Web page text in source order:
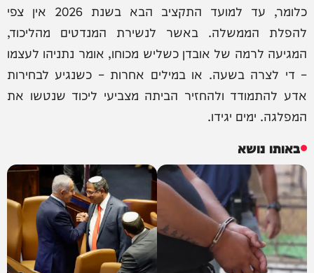
כלומר, עד למועד התקציב הבא בשנת 2026 אין צפי
להפלת הממשלה. באשר לנשירת המנדטים מהליכוד,
המגיעה לרמה של אובדן כשליש מכוחו, אומר נתניהו לעצמו
– די לצרה בשעה. או במילים אחרות – כשנגיע לבחירות
אדע להתמודד ולהחזיר הביתה מצביעי ליכוד שנטשו את
המפלגה. ימים יגידו.
באותו נושא